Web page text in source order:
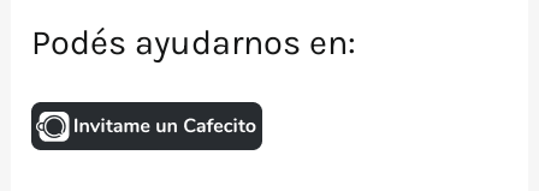
Podés ayudarnos en: